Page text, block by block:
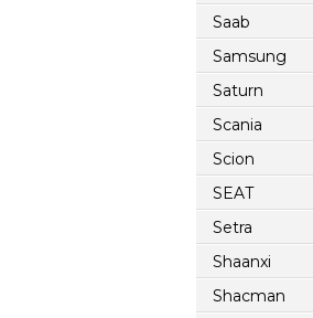
Saab
Samsung
Saturn
Scania
Scion
SEAT
Setra
Shaanxi
Shacman